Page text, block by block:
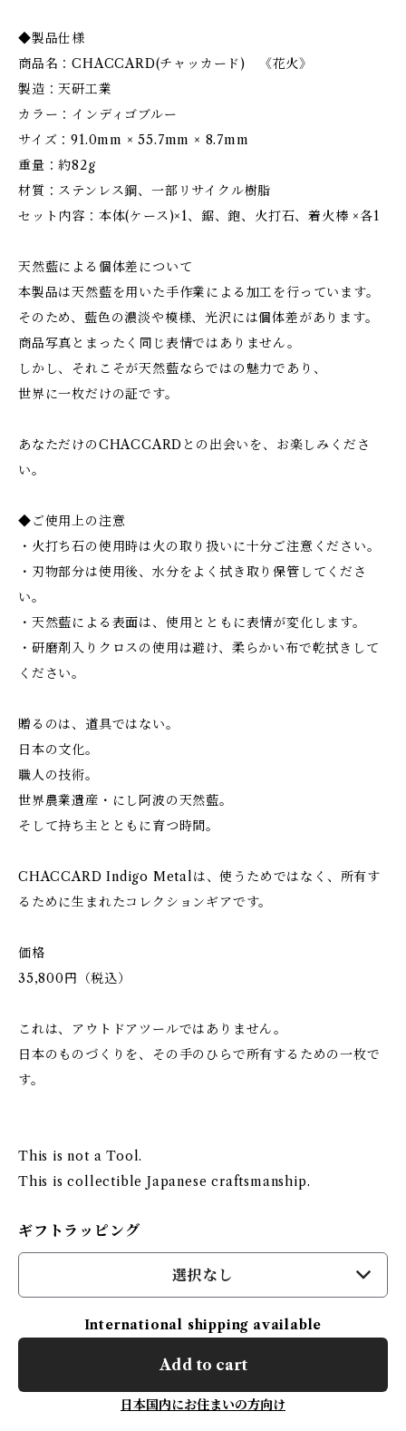
◆製品仕様
商品名：CHACCARD(チャッカード) 《花火》
製造：天研工業
カラー：インディゴブルー
サイズ：91.0mm × 55.7mm × 8.7mm
重量：約82g
材質：ステンレス鋼、一部リサイクル樹脂
セット内容：本体(ケース)×1、鋸、鉋、火打石、着火棒 ×各1
天然藍による個体差について
本製品は天然藍を用いた手作業による加工を行っています。
そのため、藍色の濃淡や模様、光沢には個体差があります。
商品写真とまったく同じ表情ではありません。
しかし、それこそが天然藍ならではの魅力であり、
世界に一枚だけの証です。
あなただけのCHACCARDとの出会いを、お楽しみくださ
い。
◆ご使用上の注意
・火打ち石の使用時は火の取り扱いに十分ご注意ください。
・刃物部分は使用後、水分をよく拭き取り保管してくださ
い。
・天然藍による表面は、使用とともに表情が変化します。
・研磨剤入りクロスの使用は避け、柔らかい布で乾拭きして
ください。
贈るのは、道具ではない。
日本の文化。
職人の技術。
世界農業遺産・にし阿波の天然藍。
そして持ち主とともに育つ時間。
CHACCARD Indigo Metalは、使うためではなく、所有す
るために生まれたコレクションギアです。
価格
35,800円（税込）
これは、アウトドアツールではありません。
日本のものづくりを、その手のひらで所有するための一枚で
す。
This is not a Tool.
This is collectible Japanese craftsmanship.
ギフトラッピング
選択なし
International shipping available
Add to cart
日本国内にお住まいの方向け